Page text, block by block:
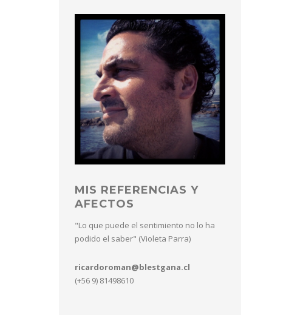
MIS REFERENCIAS Y
AFECTOS
"Lo que puede el sentimiento no lo ha
podido el saber" (Violeta Parra)
ricardoroman@blestgana.cl
(+56 9) 81498610